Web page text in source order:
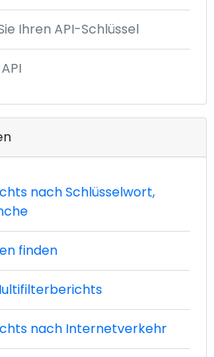
Ihren API-Schlüssel
nach Schlüsselwort,
finden
nach Internetverkehr